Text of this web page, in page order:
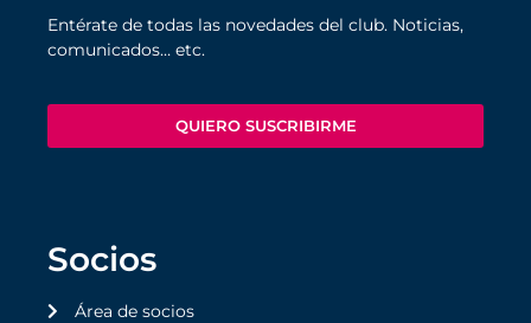
Entérate de todas las novedades del club. Noticias,
comunicados… etc.
QUIERO SUSCRIBIRME
Socios
Área de socios